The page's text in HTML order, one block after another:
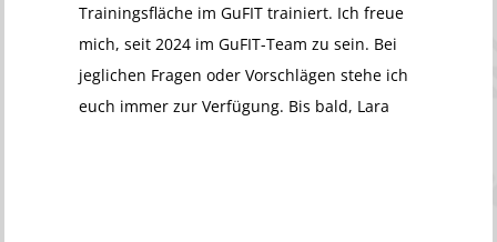
Trainingsfläche im GuFIT trainiert. Ich freue
mich, seit 2024 im GuFIT-Team zu sein. Bei
jeglichen Fragen oder Vorschlägen stehe ich
euch immer zur Verfügung. Bis bald, Lara